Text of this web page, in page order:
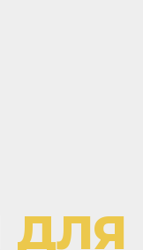
ДЛЯ